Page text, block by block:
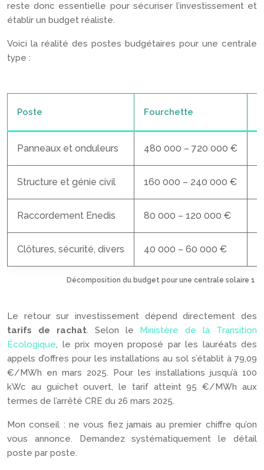
reste donc essentielle pour sécuriser l’investissement et
établir un budget réaliste.
Voici la réalité des postes budgétaires pour une centrale
type :
Décomposition du budget pour une centrale solaire 1
Poste Fourchette
Panneaux et onduleurs 480 000 – 720 000 €
Structure et génie civil 160 000 – 240 000 €
Raccordement Enedis 80 000 – 120 000 €
Clôtures, sécurité, divers 40 000 – 60 000 €
Le retour sur investissement dépend directement des
tarifs de rachat. Selon le Ministère de la Transition
Écologique, le prix moyen proposé par les lauréats des
appels d’offres pour les installations au sol s’établit à 79,09
€/MWh en mars 2025. Pour les installations jusqu’à 100
kWc au guichet ouvert, le tarif atteint 95 €/MWh aux
termes de l’arrêté CRE du 26 mars 2025.
Mon conseil : ne vous fiez jamais au premier chiffre qu’on
vous annonce. Demandez systématiquement le détail
poste par poste.